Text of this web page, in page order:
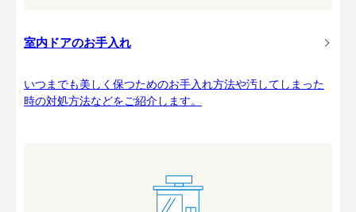
室内ドアのお手入れ
いつまでも美しく保つためのお手入れ方法や汚してしまった
時の対処方法などをご紹介します。